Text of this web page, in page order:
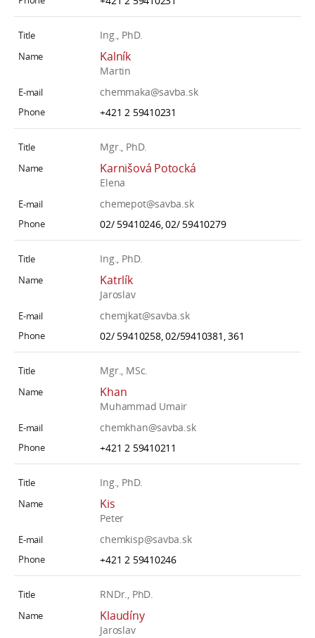
Ing., PhD.
Kalník
Martin
chemmaka@savba.sk
+421 2 59410231
Mgr., PhD.
Karnišová Potocká
Elena
chemepot@savba.sk
02/ 59410246, 02/ 59410279
Ing., PhD.
Katrlík
Jaroslav
chemjkat@savba.sk
02/ 59410258, 02/59410381, 361
Mgr., MSc.
Khan
Muhammad Umair
chemkhan@savba.sk
+421 2 59410211
Ing., PhD.
Kis
Peter
chemkisp@savba.sk
+421 2 59410246
RNDr., PhD.
Klaudíny
Jaroslav